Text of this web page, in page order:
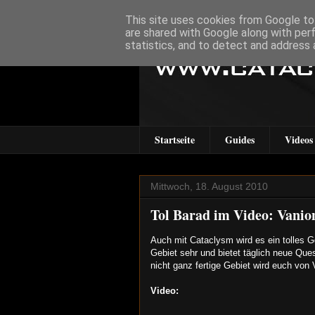
Startseite Guides Videos
Mittwoch, 18. August 2010
Tol Barad im Video:
Auch mit Cataclysm wird es ein tolles
Gebiet sehr und bietet täglich neue
nicht ganz fertige Gebiet wird euch von
Video:
This site uses cookies from Google
are shared with Google along with
statistics, and to detect and address